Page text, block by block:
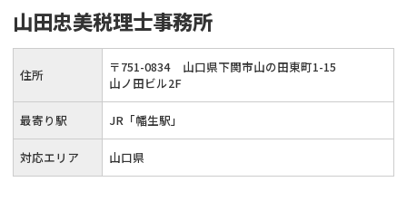
事務所 1191
件
相談内容で探す
遺言書作成・遺言執行
費用相場
山田忠美税理士事務所
住所 〒751-0834
山口県下関市山の田東町1-15
山ノ田ビル2F
最寄り駅 JR「幡生駅」
対応エリア 山口県